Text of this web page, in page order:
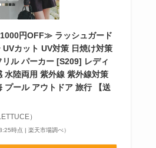
円OFF≫ ラッシュガード
カット UV対策 日焼け対策
リル パーカー [S209] レディ
水陸両用 紫外線 紫外線対策
プール アウトドア 旅行 【送
）
時点 | 楽天市場調べ）